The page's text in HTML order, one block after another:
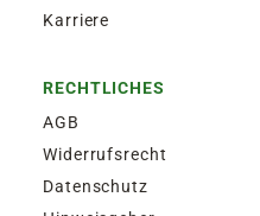
Karriere
RECHTLICHES
AGB
Widerrufsrecht
Datenschutz